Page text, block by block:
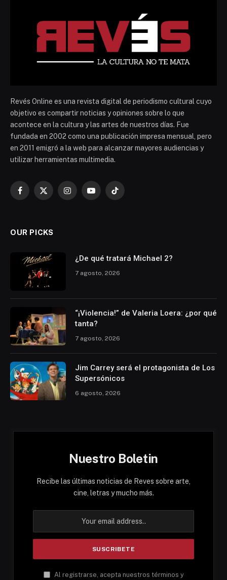
Revés Online es una revista digital de periodismo cultural cuyo
objetivo es compartir noticias y opiniones sobre lo que
acontece en la cultura y las artes de nuestros días. Fue
fundada en 2002 como una publicación impresa mensual, pero
en 2011 emigró a la web para alcanzar mayores audiencias y
utilizar herramientas multimedia.
Facebook
X
InstagramYouTubeTikTok
OUR PICKS
¿De qué tratará Michael 2?
7 agosto, 2026
“¡Violencia!” de Valeria Loera: ¿por qué
tanta?
7 agosto, 2026
Jim Carrey será el protagonista de Los
Supersónicos
6 agosto, 2026
Nuestro Boletin
Recibe las últimas noticias de Reves sobre arte,
cine, letras y mucho más.
Al registrarse, acepta nuestros términos y